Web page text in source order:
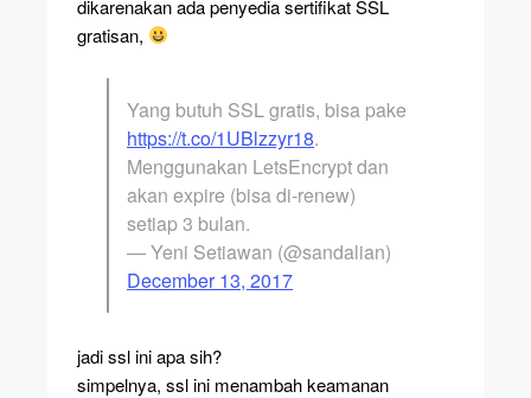
dikarenakan ada penyedia sertifikat SSL
gratisan,
Yang butuh SSL gratis, bisa pake
https://t.co/1UBlzzyr18.
Menggunakan LetsEncrypt dan
akan expire (bisa di-renew)
setiap 3 bulan.
— Yeni Setiawan (@sandalian)
December 13, 2017
jadi ssl ini apa sih?
simpelnya, ssl ini menambah keamanan